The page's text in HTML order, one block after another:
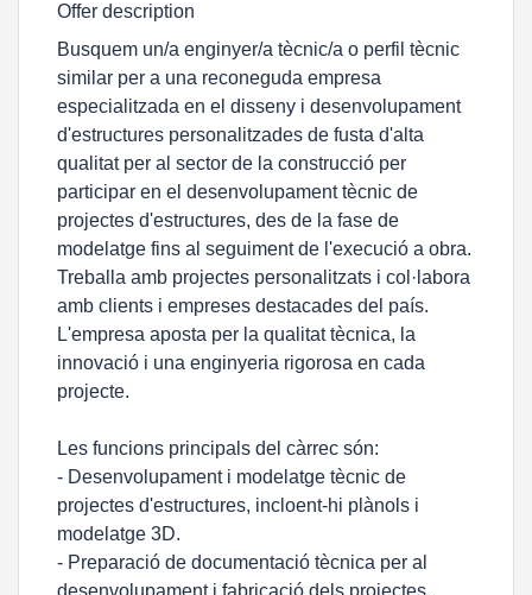
Offer description
Busquem un/a enginyer/a tècnic/a o perfil tècnic
similar per a una reconeguda empresa
especialitzada en el disseny i desenvolupament
d'estructures personalitzades de fusta d'alta
qualitat per al sector de la construcció per
participar en el desenvolupament tècnic de
projectes d'estructures, des de la fase de
modelatge fins al seguiment de l'execució a obra.
Treballa amb projectes personalitzats i col·labora
amb clients i empreses destacades del país.
L'empresa aposta per la qualitat tècnica, la
innovació i una enginyeria rigorosa en cada
projecte.
Les funcions principals del càrrec són:
- Desenvolupament i modelatge tècnic de
projectes d'estructures, incloent-hi plànols i
modelatge 3D.
- Preparació de documentació tècnica per al
desenvolupament i fabricació dels projectes.